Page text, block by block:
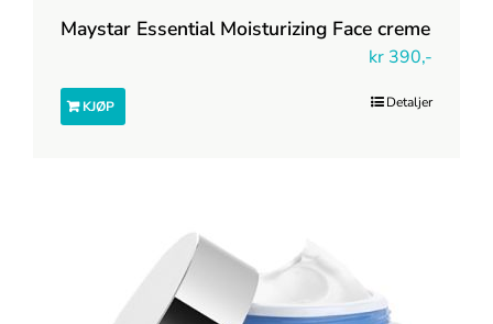
Maystar Essential Moisturizing Face creme
kr 390,-
KJØP Detaljer